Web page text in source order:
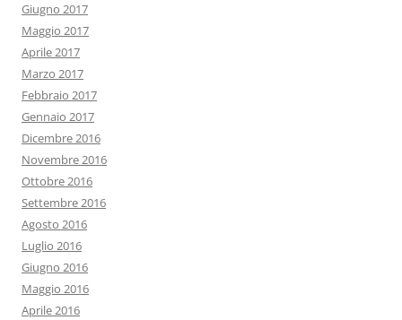
Giugno 2017
Maggio 2017
Aprile 2017
Marzo 2017
Febbraio 2017
Gennaio 2017
Dicembre 2016
Novembre 2016
Ottobre 2016
Settembre 2016
Agosto 2016
Luglio 2016
Giugno 2016
Maggio 2016
Aprile 2016